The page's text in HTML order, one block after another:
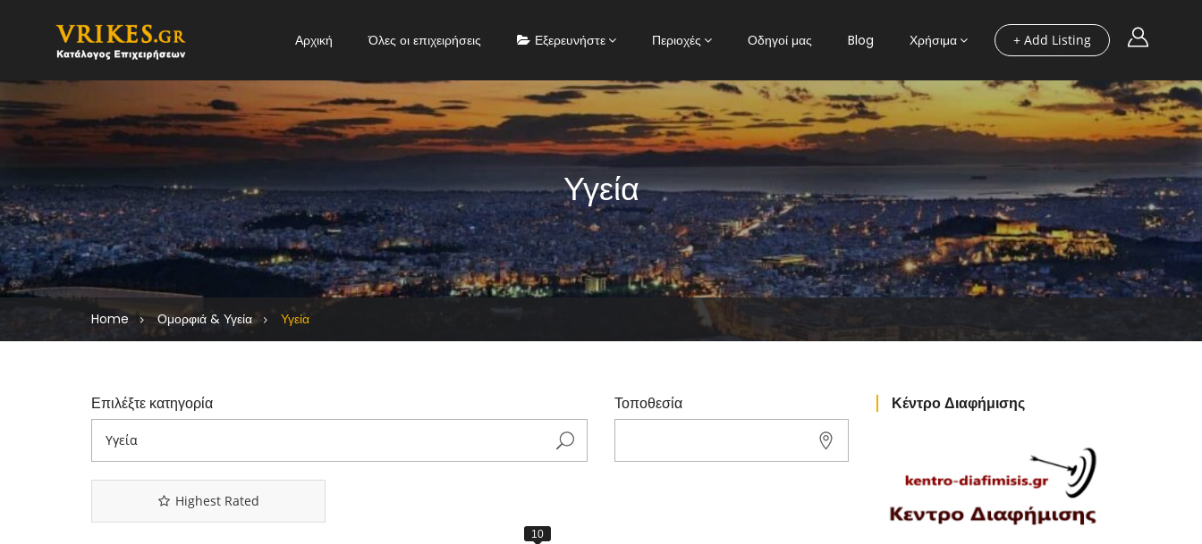
+ Add Listing
Αρχική Όλες οι επιχειρήσεις Εξερευνήστε Περιοχές Οδηγοί μας Blog Χρήσιμα
Υγεία
Home Ομορφιά & Υγεία Υγεία
Επιλέξτε κατηγορία Τοποθεσία
Highest Rated
Κέντρο Διαφήμισης